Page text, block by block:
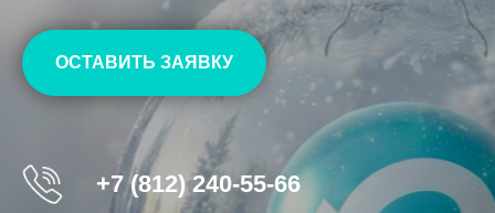
ОСТАВИТЬ ЗАЯВКУ
+7 (812) 240-55-66